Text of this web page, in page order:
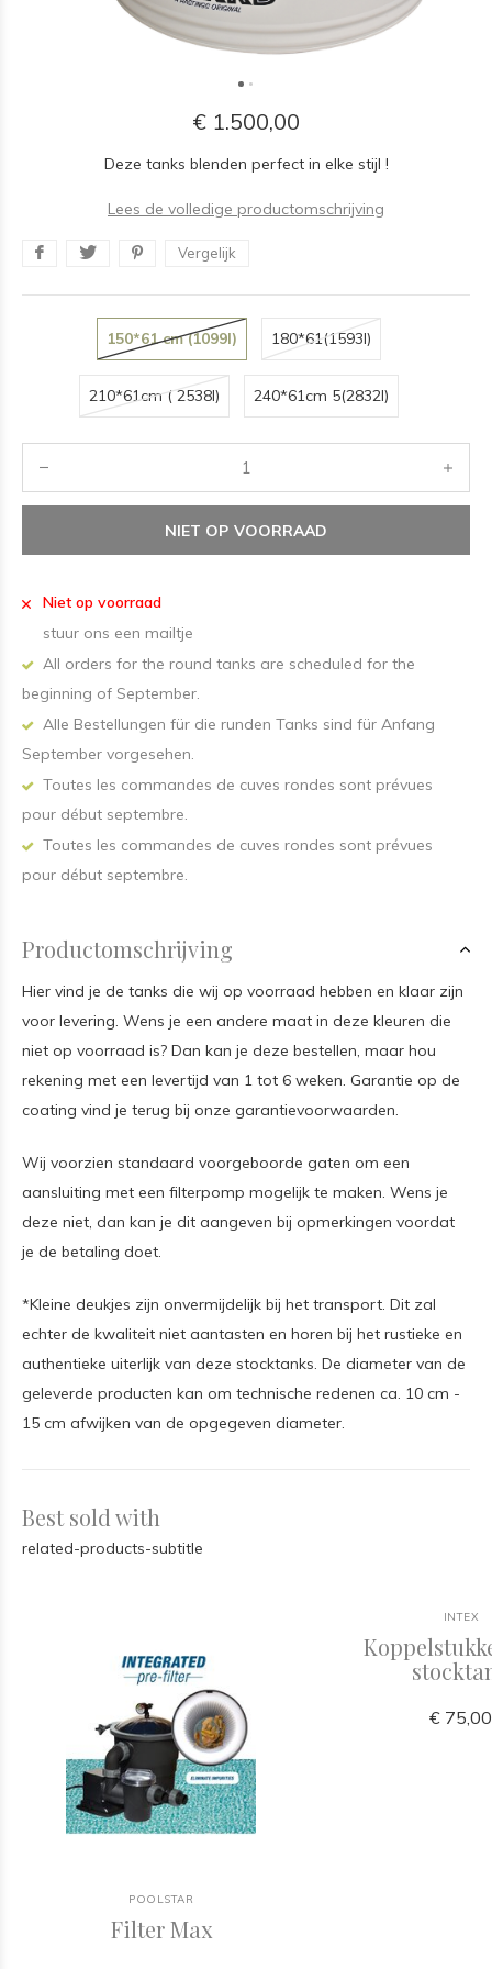
€ 1.500,00
Deze tanks blenden perfect in elke stijl !
Lees de volledige productomschrijving
Vergelijk
150*61 cm (1099l) 180*61(1593l)
210*61cm ( 2538l) 240*61cm 5(2832l)
NIET OP VOORRAAD
Niet op voorraad
stuur ons een mailtje
All orders for the round tanks are scheduled for the
beginning of September.
Alle Bestellungen für die runden Tanks sind für Anfang
September vorgesehen.
Toutes les commandes de cuves rondes sont prévues
pour début septembre.
Toutes les commandes de cuves rondes sont prévues
pour début septembre.
Productomschrijving
Hier vind je de tanks die wij op voorraad hebben en klaar zijn
voor levering. Wens je een andere maat in deze kleuren die
niet op voorraad is? Dan kan je deze bestellen, maar hou
rekening met een levertijd van 1 tot 6 weken. Garantie op de
coating vind je terug bij onze garantievoorwaarden.
Wij voorzien standaard voorgeboorde gaten om een
aansluiting met een filterpomp mogelijk te maken. Wens je
deze niet, dan kan je dit aangeven bij opmerkingen voordat
je de betaling doet.
*Kleine deukjes zijn onvermijdelijk bij het transport. Dit zal
echter de kwaliteit niet aantasten en horen bij het rustieke en
authentieke uiterlijk van deze stocktanks. De diameter van de
geleverde producten kan om technische redenen ca. 10 cm -
15 cm afwijken van de opgegeven diameter.
Best sold with
related-products-subtitle
POOLSTAR
Filter Max
INTEX
€ 75,00